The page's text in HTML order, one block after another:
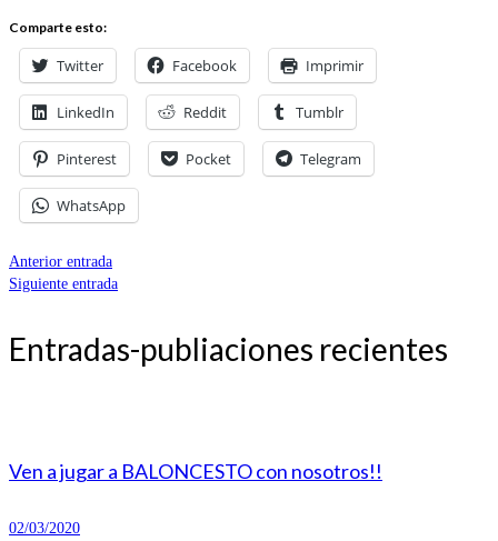
Comparte esto:
Twitter Facebook Imprimir
LinkedIn Reddit Tumblr
Pinterest Pocket Telegram
WhatsApp
Anterior entrada
Siguiente entrada
Entradas-publiaciones recientes
Ven a jugar a BALONCESTO con nosotros!!
02/03/2020